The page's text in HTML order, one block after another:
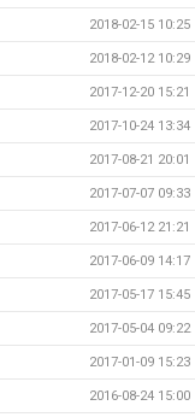
2018-02-15 10:25
2018-02-12 10:29
2017-12-20 15:21
2017-10-24 13:34
2017-08-21 20:01
2017-07-07 09:33
2017-06-12 21:21
2017-06-09 14:17
2017-05-17 15:45
2017-05-04 09:22
2017-01-09 15:23
2016-08-24 15:00